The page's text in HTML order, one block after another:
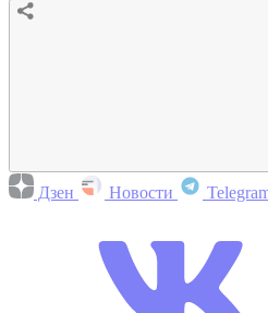
Дзен Новости